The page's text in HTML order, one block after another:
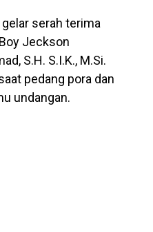
serah terima
Jeckson
S.H. S.I.K., M.Si.
pedang pora dan
undangan.